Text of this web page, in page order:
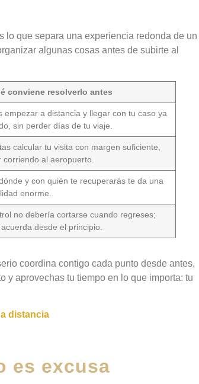
lo que separa una experiencia redonda de un
algunas cosas antes de subirte al
conviene resolverlo antes
empezar a distancia y llegar con tu caso ya
sin perder días de tu viaje.
calcular tu visita con margen suficiente,
corriendo al aeropuerto.
y con quién te recuperarás te da una
enorme.
no debería cortarse cuando regreses;
desde el principio.
coordina contigo cada punto desde antes,
y aprovechas tu tiempo en lo que importa: tu
distancia
es excusa